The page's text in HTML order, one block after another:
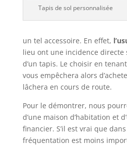
Tapis de sol personnalisée
un tel accessoire. En effet,
lieu ont une incidence directe
d’un tapis. Le choisir en
vous empêchera alors
lâchera en cours de route.
Pour le démontrer, nous
d’une maison d’habitation et
financier. S’il est vrai que
fréquentation est moins